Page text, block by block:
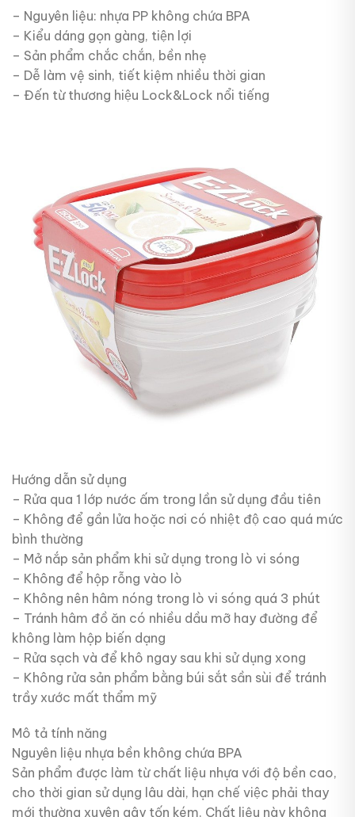
– Nguyên liệu: nhựa PP không chứa BPA
– Kiểu dáng gọn gàng, tiện lợi
– Sản phẩm chắc chắn, bền nhẹ
– Dễ làm vệ sinh, tiết kiệm nhiều thời gian
– Đến từ thương hiệu Lock&Lock nổi tiếng
Hướng dẫn sử dụng
– Rửa qua 1 lớp nước ấm trong lần sử dụng đầu tiên
– Không để gần lửa hoặc nơi có nhiệt độ cao quá mức
bình thường
– Mở nắp sản phẩm khi sử dụng trong lò vi sóng
– Không để hộp rỗng vào lò
– Không nên hâm nóng trong lò vi sóng quá 3 phút
– Tránh hâm đồ ăn có nhiều dầu mỡ hay đường để
không làm hộp biến dạng
– Rửa sạch và để khô ngay sau khi sử dụng xong
– Không rửa sản phẩm bằng búi sắt sần sùi để tránh
trầy xước mất thẩm mỹ
Mô tả tính năng
Nguyên liệu nhựa bền không chứa BPA
Sản phẩm được làm từ chất liệu nhựa với độ bền cao,
cho thời gian sử dụng lâu dài, hạn chế việc phải thay
mới thường xuyên gây tốn kém. Chất liệu này không